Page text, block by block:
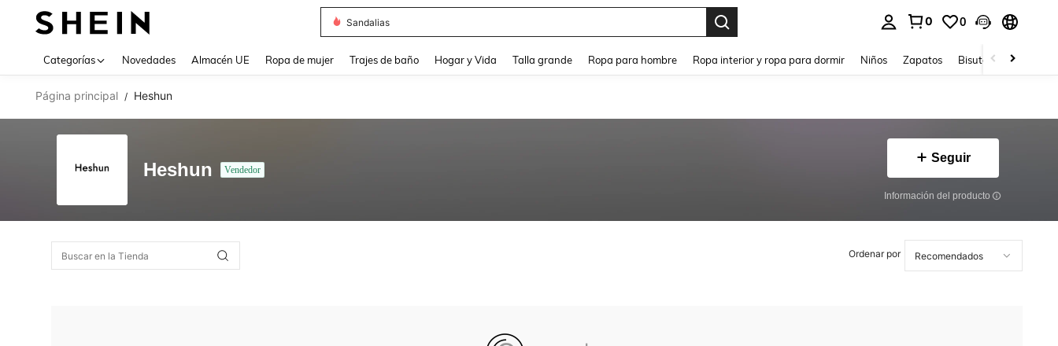
Sandalias
0 0
Categorías Novedades Almacén UE Ropa de mujer Trajes de baño Hogar y Vida Talla grande Ropa para hombre Ropa interior y ropa para dormir Niños Zapatos Bisutería Y
Página principal / Heshun
Heshun Vendedor
Seguir
Información del producto
Ordenar por